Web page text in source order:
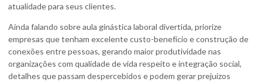
atualidade para seus clientes.
Ainda falando sobreaula ginástica laboral divertida, priorize
empresas que tenham excelente custo-benefício e construção de
conexões entre pessoas, gerando maior produtividade nas
organizações com qualidade de vida respeito e integração social,
detalhes que passam despercebidos e podem gerar prejuízos